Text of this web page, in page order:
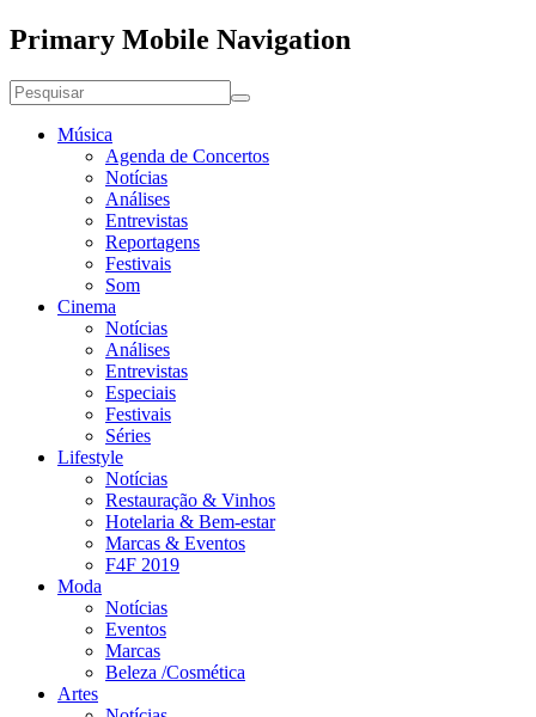
Primary Mobile Navigation
Música
Agenda de Concertos
Notícias
Análises
Entrevistas
Reportagens
Festivais
Som
Cinema
Notícias
Análises
Entrevistas
Especiais
Festivais
Séries
Lifestyle
Notícias
Restauração & Vinhos
Hotelaria & Bem-estar
Marcas & Eventos
F4F 2019
Moda
Notícias
Eventos
Marcas
Beleza /Cosmética
Artes